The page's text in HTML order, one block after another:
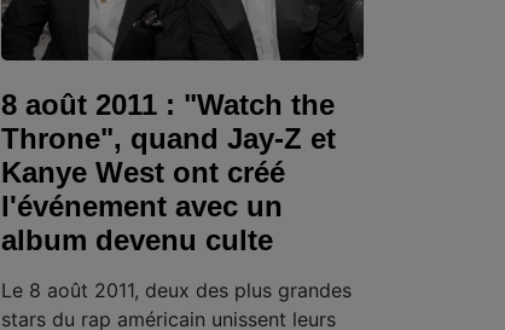
8 août 2011 : "Watch the
Throne", quand Jay-Z et
Kanye West ont créé
l'événement avec un
album devenu culte
Le 8 août 2011, deux des plus grandes
stars du rap américain unissent leurs